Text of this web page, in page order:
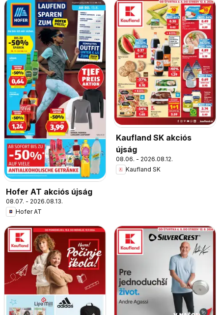
Hofer AT akciós újság
08.07. - 2026.08.13.
Hofer AT
Kaufland SK akciós
újság
08.06. - 2026.08.12.
Kaufland SK